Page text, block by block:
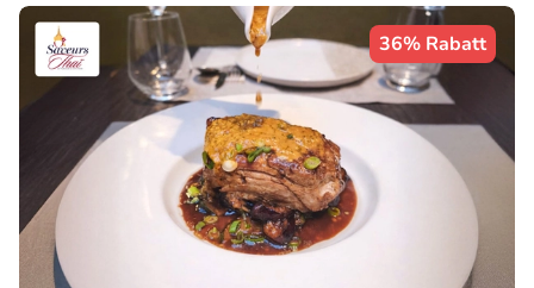
36% Rabatt